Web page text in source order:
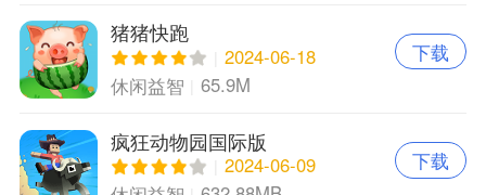
猪猪快跑
2024-06-18
休闲益智
65.9M
下载
疯狂动物园国际版
2024-06-09
下载